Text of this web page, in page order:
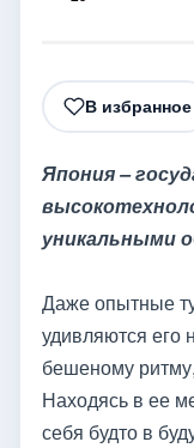
В избранное
Япония –
уникальными
Даже опытные
удивляются его
бешеному
Находясь в ее
себя будто в